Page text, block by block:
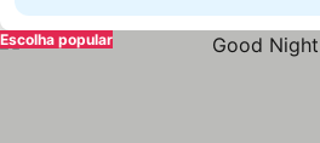
Escolha popular